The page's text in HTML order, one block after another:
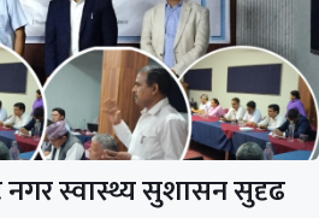
नगर स्वास्थ्य सुशासन सुदृढ